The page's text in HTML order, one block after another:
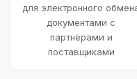
для электронного
документами с
партнёрами и
поставщиками